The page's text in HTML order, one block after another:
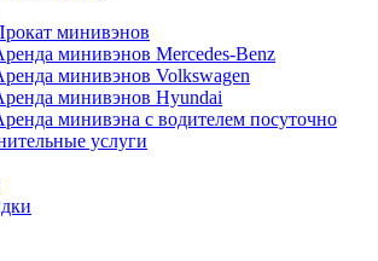
минивэнов
минивэнов Mercedes-Benz
минивэнов Volkswagen
минивэнов Hyundai
минивэна с водителем посуточно
услуги